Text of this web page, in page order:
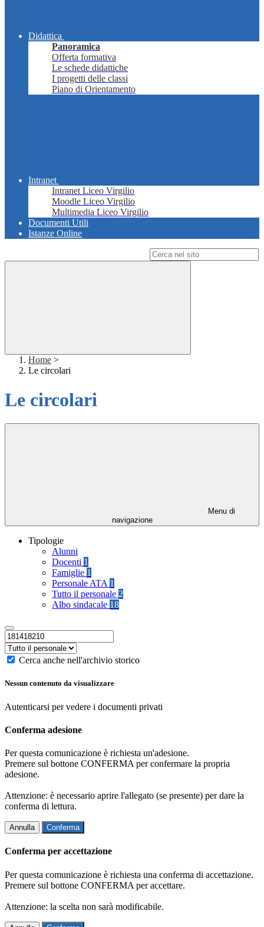
Didattica
Panoramica
Offerta formativa
Le schede didattiche
I progetti delle classi
Piano di Orientamento
Intranet
Intranet Liceo Virgilio
Moodle Liceo Virgilio
Multimedia Liceo Virgilio
Documenti Utili
Istanze Online
Home >
Le circolari
Le circolari
Menu di
navigazione
Tipologie
Alunni
Docenti 1
Famiglie 1
Personale ATA 1
Tutto il personale 2
Albo sindacale 18
Cerca anche nell'archivio storico
Nessun contenuto da visualizzare
Autenticarsi per vedere i documenti privati
Conferma adesione
Per questa comunicazione è richiesta un'adesione.
Premere sul bottone CONFERMA per confermare la propria
adesione.
Attenzione: è necessario aprire l'allegato (se presente) per dare la
conferma di lettura.
Annulla Conferma
Conferma per accettazione
Per questa comunicazione è richiesta una conferma di accettazione.
Premere sul bottone CONFERMA per accettare.
Attenzione: la scelta non sarà modificabile.